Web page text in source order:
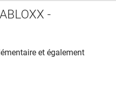
-
et également